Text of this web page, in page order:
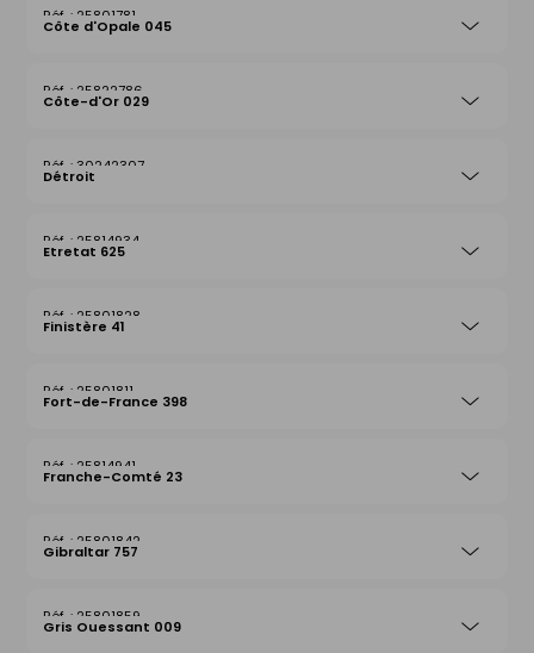
25801781
Côte d'Opale 045
25822786
Côte-d'Or 029
30242307
Détroit
25814934
Etretat 625
25801828
Finistère 41
25801811
Fort-de-France 398
25814941
Franche-Comté 23
25801842
Gibraltar 757
25801859
Gris Ouessant 009